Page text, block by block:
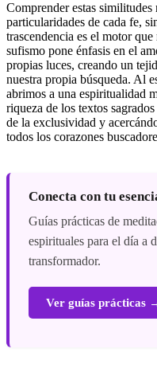
Comprender estas
particularidades de cada fe,
trascendencia es el motor
sufismo pone énfasis en el
propias luces, creando un
nuestra propia búsqueda. Al
abrimos a una espiritualidad
riqueza de los textos
de la exclusividad y
todos los corazones
Conecta con tu
Guías prácticas de
espirituales para el día a
transformador.
Ver guías prácticas